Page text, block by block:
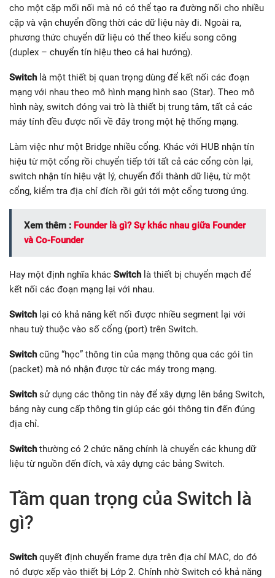
cho một cặp mối nối mà nó có thể tạo ra đường nối cho nhiều
cặp và vận chuyển đồng thời các dữ liệu này đi. Ngoài ra,
phương thức chuyển dữ liệu có thể theo kiểu song công
(duplex – chuyển tín hiệu theo cả hai hướng).
Switch là một thiết bị quan trọng dùng để kết nối các đoạn
mạng với nhau theo mô hình mạng hình sao (Star). Theo mô
hình này, switch đóng vai trò là thiết bị trung tâm, tất cả các
máy tính đều được nối về đây trong một hệ thống mạng.
Làm việc như một Bridge nhiều cổng. Khác với HUB nhận tín
hiệu từ một cổng rồi chuyển tiếp tới tất cả các cổng còn lại,
switch nhận tín hiệu vật lý, chuyển đổi thành dữ liệu, từ một
cổng, kiểm tra địa chỉ đích rồi gửi tới một cổng tương ứng.
Xem thêm : Founder là gì? Sự khác nhau giữa Founder
và Co-Founder
Hay một định nghĩa khác Switch là thiết bị chuyển mạch để
kết nối các đoạn mạng lại với nhau.
Switch lại có khả năng kết nối được nhiều segment lại với
nhau tuỳ thuộc vào số cổng (port) trên Switch.
Switch cũng “học” thông tin của mạng thông qua các gói tin
(packet) mà nó nhận được từ các máy trong mạng.
Switch sử dụng các thông tin này để xây dựng lên bảng Switch,
bảng này cung cấp thông tin giúp các gói thông tin đến đúng
địa chỉ.
Switch thường có 2 chức năng chính là chuyển các khung dữ
liệu từ nguồn đến đích, và xây dựng các bảng Switch.
Tầm quan trọng của Switch là
gì?
Switch quyết định chuyển frame dựa trên địa chỉ MAC, do đó
nó được xếp vào thiết bị Lớp 2. Chính nhờ Switch có khả năng